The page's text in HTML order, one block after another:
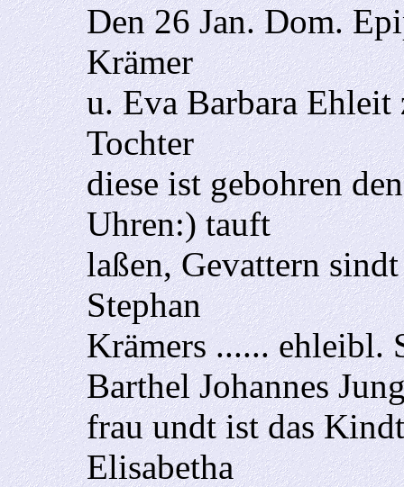
Den 26 Jan. Dom.
Krämer
u. Eva Barbara Ehleit
Tochter
diese ist gebohren
Uhren:) tauft
laßen, Gevattern
Stephan
Krämers ...... ehleibl.
Barthel Johannes
frau undt ist das
Elisabetha